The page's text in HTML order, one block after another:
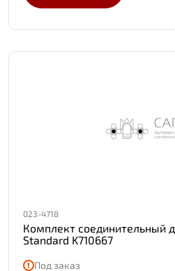
023-4718
Комплект соединительный
Standard K710667
Под заказ